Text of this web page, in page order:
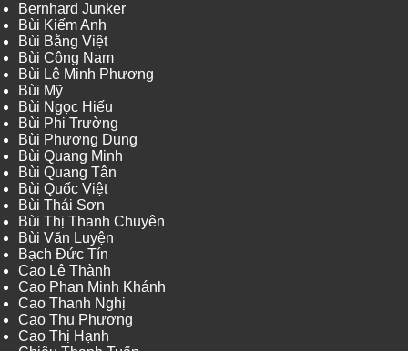
Bernhard Junker
Bùi Kiếm Anh
Bùi Bằng Việt
Bùi Công Nam
Bùi Lê Minh Phương
Bùi Mỹ
Bùi Ngọc Hiếu
Bùi Phi Trường
Bùi Phương Dung
Bùi Quang Minh
Bùi Quang Tân
Bùi Quốc Việt
Bùi Thái Sơn
Bùi Thị Thanh Chuyên
Bùi Văn Luyện
Bạch Đức Tín
Cao Lê Thành
Cao Phan Minh Khánh
Cao Thanh Nghị
Cao Thu Phương
Cao Thị Hạnh